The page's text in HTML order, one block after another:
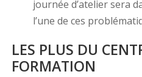
journée d’atelier sera
l’une de ces
LES PLUS DU
FORMATION